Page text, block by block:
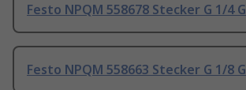
Festo NPQM 558678 Stecker G 1/4 G
Festo NPQM 558663 Stecker G 1/8 G